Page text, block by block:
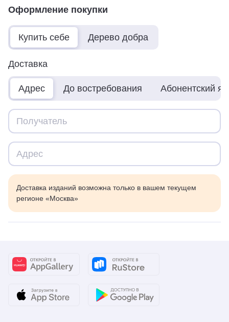
Оформление покупки
Купить себе Дерево добра
Доставка
Адрес До востребования Абонентский
Доставка изданий возможна только в вашем текущем
регионе «Москва»